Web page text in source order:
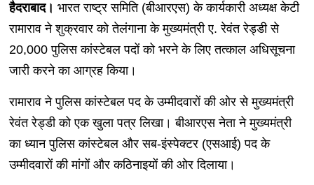
हैदराबाद। भारत राष्ट्र समिति (बीआरएस) के कार्यकारी अध्यक्ष केटी
रामाराव ने शुक्रवार को तेलंगाना के मुख्यमंत्री ए. रेवंत रेड्डी से
20,000 पुलिस कांस्टेबल पदों को भरने के लिए तत्काल अधिसूचना
जारी करने का आग्रह किया।
रामाराव ने पुलिस कांस्टेबल पद के उम्मीदवारों की ओर से मुख्यमंत्री
रेवंत रेड्डी को एक खुला पत्र लिखा। बीआरएस नेता ने मुख्यमंत्री
का ध्यान पुलिस कांस्टेबल और सब-इंस्पेक्टर (एसआई) पद के
उम्मीदवारों की मांगों और कठिनाइयों की ओर दिलाया।